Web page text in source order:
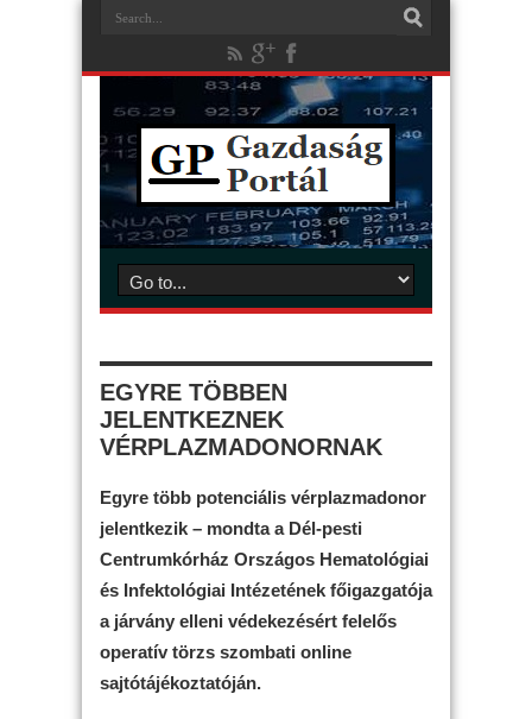
EGYRE TÖBBEN
JELENTKEZNEK
VÉRPLAZMADONORNAK
Egyre több potenciális vérplazmadonor
jelentkezik – mondta a Dél-pesti
Centrumkórház Országos Hematológiai
és Infektológiai Intézetének főigazgatója
a járvány elleni védekezésért felelős
operatív törzs szombati online
sajtótájékoztatóján.